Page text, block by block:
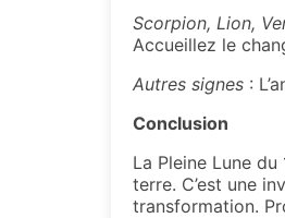
Scorpion, Lion,
Accueillez le
Autres signes :
Conclusion
La Pleine Lune
terre. C’est une
transformation.